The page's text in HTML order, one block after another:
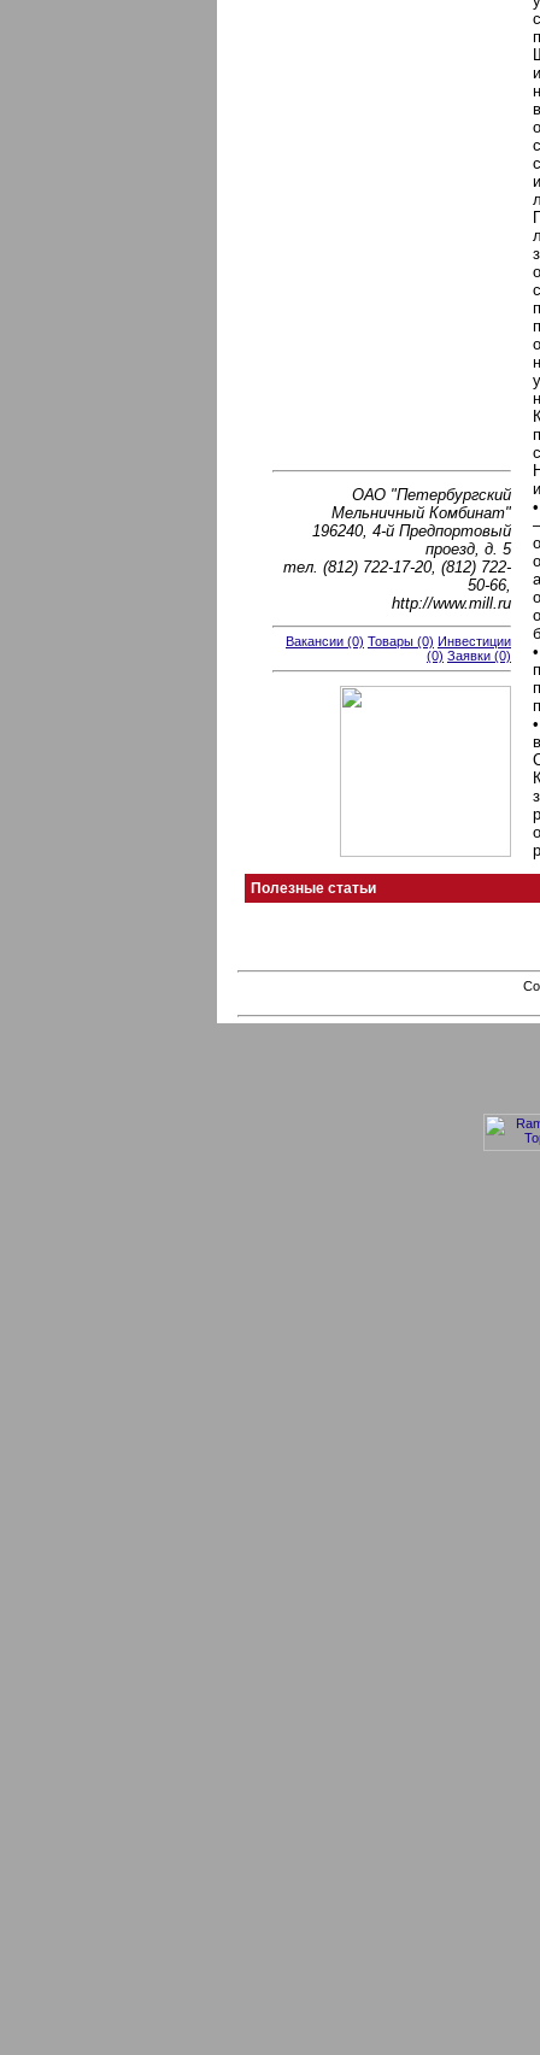
ОАО "Петербургский
Мельничный Комбинат"
196240, 4-й Предпортовый
проезд, д. 5
тел. (812) 722-17-20, (812) 722-
50-66,
http://www.mill.ru
Вакансии (0) Товары (0) Инвестиции
(0) Заявки (0)
Полезные статьи